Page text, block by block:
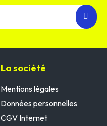
La société
Mentions légales
Données personnelles
CGV Internet